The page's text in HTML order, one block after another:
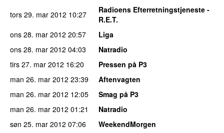
tors 29. mar 2012 10:27
Radioens Efterretningstjeneste -
R.E.T.
ons 28. mar 2012 20:57
Liga
ons 28. mar 2012 04:03
Natradio
tirs 27. mar 2012 16:20
Pressen på P3
man 26. mar 2012 23:39
Aftenvagten
man 26. mar 2012 12:05
Smag på P3
man 26. mar 2012 01:21
Natradio
søn 25. mar 2012 07:06
WeekendMorgen